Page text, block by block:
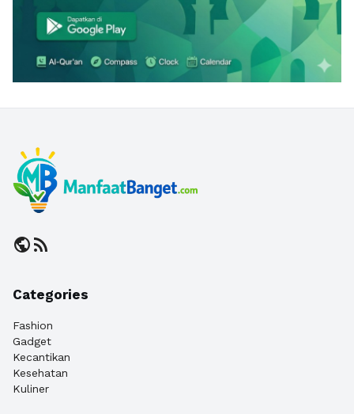
publicrss_feed
Categories
Fashion
Gadget
Kecantikan
Kesehatan
Kuliner